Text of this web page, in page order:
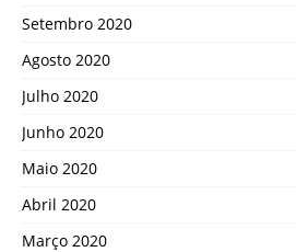
Setembro 2020
Agosto 2020
Julho 2020
Junho 2020
Maio 2020
Abril 2020
Março 2020